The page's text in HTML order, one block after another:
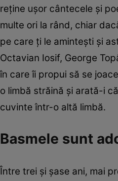
reţine uşor cântecele şi
multe ori la rând, chiar
pe care ţi le aminteşti şi
Octavian Iosif, George
în care îi propui să se
o limbă străină şi arată-i
cuvinte într-o altă limbă.
Basmele sunt
Între trei şi şase ani, mai